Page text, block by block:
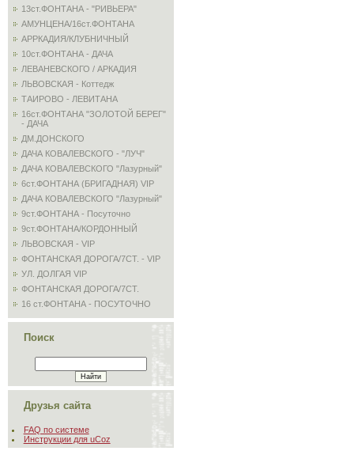
13ст.ФОНТАНА - "РИВЬЕРА"
АМУНЦЕНА/16ст.ФОНТАНА
АРРКАДИЯ/КЛУБНИЧНЫЙ
10ст.ФОНТАНА - ДАЧА
ЛЕВАНЕВСКОГО / АРКАДИЯ
ЛЬВОВСКАЯ - Коттедж
ТАИРОВО - ЛЕВИТАНА
16ст.ФОНТАНА "ЗОЛОТОЙ БЕРЕГ"
- ДАЧА
ДМ.ДОНСКОГО
ДАЧА КОВАЛЕВСКОГО - "ЛУЧ"
ДАЧА КОВАЛЕВСКОГО "Лазурный"
6ст.ФОНТАНА (БРИГАДНАЯ) VIP
ДАЧА КОВАЛЕВСКОГО "Лазурный"
9ст.ФОНТАНА - Посуточно
9ст.ФОНТАНА/КОРДОННЫЙ
ЛЬВОВСКАЯ - VIP
ФОНТАНСКАЯ ДОРОГА/7СТ. - VIP
УЛ. ДОЛГАЯ VIP
ФОНТАНСКАЯ ДОРОГА/7СТ.
16 ст.ФОНТАНА - ПОСУТОЧНО
Поиск
Друзья сайта
FAQ по системе
Инструкции для uCoz